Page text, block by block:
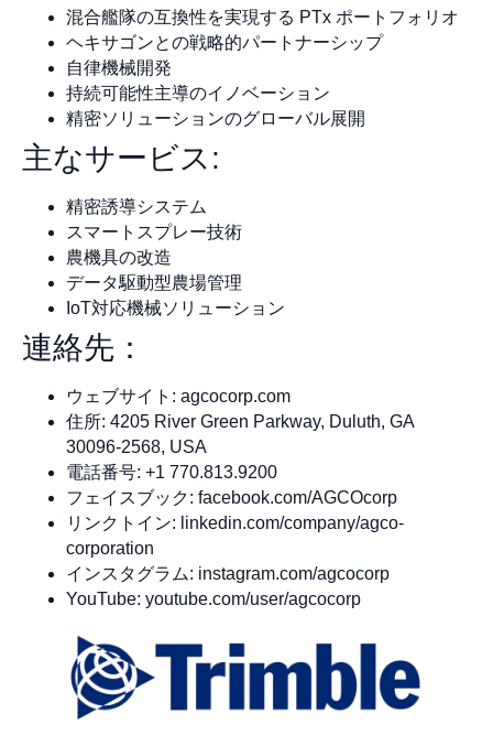
混合艦隊の互換性を実現する PTx ポートフォリオ
ヘキサゴンとの戦略的パートナーシップ
自律機械開発
持続可能性主導のイノベーション
精密ソリューションのグローバル展開
主なサービス:
精密誘導システム
スマートスプレー技術
農機具の改造
データ駆動型農場管理
IoT対応機械ソリューション
連絡先：
ウェブサイト: agcocorp.com
住所: 4205 River Green Parkway, Duluth, GA
30096-2568, USA
電話番号: +1 770.813.9200
フェイスブック: facebook.com/AGCOcorp
リンクトイン: linkedin.com/company/agco-
corporation
インスタグラム: instagram.com/agcocorp
YouTube: youtube.com/user/agcocorp